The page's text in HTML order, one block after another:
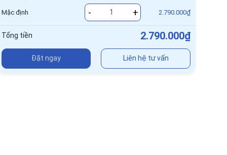
Mặc định - + 2.790.000₫
Tổng tiền 2.790.000₫
Đặt ngay Liên hệ tư vấn